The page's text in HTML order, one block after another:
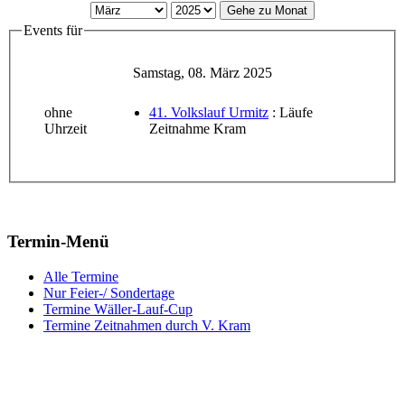
Gehe zu Monat
Events für
Samstag, 08. März 2025
ohne
Uhrzeit
41. Volkslauf Urmitz : Läufe
Zeitnahme Kram
Termin-Menü
Alle Termine
Nur Feier-/ Sondertage
Termine Wäller-Lauf-Cup
Termine Zeitnahmen durch V. Kram